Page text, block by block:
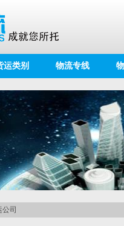
运类别 物流专线
司